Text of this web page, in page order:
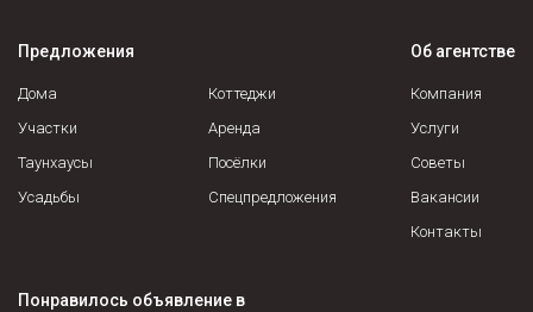
Предложения
Дома
Участки
Таунхаусы
Усадьбы
Коттеджи
Аренда
Посёлки
Спецпредложения
Об агентстве
Компания
Услуги
Советы
Вакансии
Контакты
Понравилось объявление в